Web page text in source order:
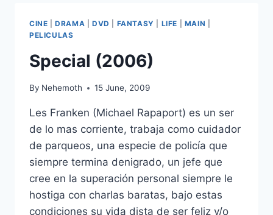
CINE |DRAMA DVD FANTASY LIFE MAIN
PELICULAS
Special (2006)
By Nehemoth 15 June, 2009
Les Franken (Michael Rapaport) es un ser
de lo mas corriente, trabaja como cuidador
de parqueos, una especie de policía que
siempre termina denigrado, un jefe que
cree en la superación personal siempre le
hostiga con charlas baratas, bajo estas
condiciones su vida dista de ser feliz y/o